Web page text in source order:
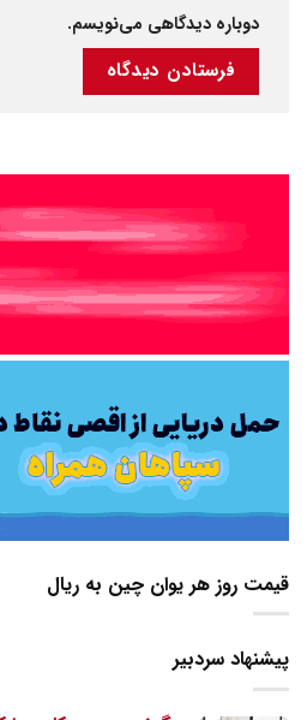
دوباره دیدگاهی می‌نویسم.
قیمت روز هر یوان چین به ریال
پیشنهاد سردبیر